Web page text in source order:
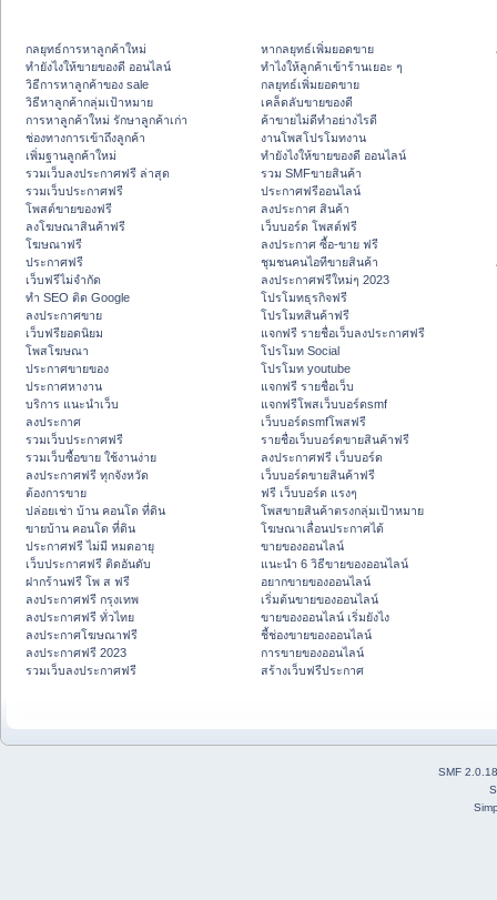
กลยุทธ์การหาลูกค้าใหม่
ทํายังไงให้ขายของดี ออนไลน์
วิธีการหาลูกค้าของ sale
วิธีหาลูกค้ากลุ่มเป้าหมาย
การหาลูกค้าใหม่ รักษาลูกค้าเก่า
ช่องทางการเข้าถึงลูกค้า
เพิ่มฐานลูกค้าใหม่
รวมเว็บลงประกาศฟรี ล่าสุด
รวมเว็บประกาศฟรี
โพสต์ขายของฟรี
ลงโฆษณาสินค้าฟรี
โฆษณาฟรี
ประกาศฟรี
เว็บฟรีไม่จำกัด
ทำ SEO ติด Google
ลงประกาศขาย
เว็บฟรียอดนิยม
โพสโฆษณา
ประกาศขายของ
ประกาศหางาน
บริการ แนะนำเว็บ
ลงประกาศ
รวมเว็บประกาศฟรี
รวมเว็บซื้อขาย ใช้งานง่าย
ลงประกาศฟรี ทุกจังหวัด
ต้องการขาย
ปล่อยเช่า บ้าน คอนโด ที่ดิน
ขายบ้าน คอนโด ที่ดิน
ประกาศฟรี ไม่มี หมดอายุ
เว็บประกาศฟรี ติดอันดับ
ฝากร้านฟรี โพ ส ฟรี
ลงประกาศฟรี กรุงเทพ
ลงประกาศฟรี ทั่วไทย
ลงประกาศโฆษณาฟรี
ลงประกาศฟรี 2023
รวมเว็บลงประกาศฟรี
หากลยุทธ์เพิ่มยอดขาย
ทําไงให้ลูกค้าเข้าร้านเยอะ ๆ
กลยุทธ์เพิ่มยอดขาย
เคล็ดลับขายของดี
ค้าขายไม่ดีทำอย่างไรดี
งานโพสโปรโมทงาน
ทํายังไงให้ขายของดี ออนไลน์
รวม SMFขายสินค้า
ประกาศฟรีออนไลน์
ลงประกาศ สินค้า
เว็บบอร์ด โพสต์ฟรี
ลงประกาศ ซื้อ-ขาย ฟรี
ชุมชนคนไอทีขายสินค้า
ลงประกาศฟรีใหม่ๆ 2023
โปรโมทธุรกิจฟรี
โปรโมทสินค้าฟรี
แจกฟรี รายชื่อเว็บลงประกาศฟรี
โปรโมท Social
โปรโมท youtube
แจกฟรี รายชื่อเว็บ
แจกฟรีโพสเว็บบอร์ดsmf
เว็บบอร์ดsmfโพสฟรี
รายชื่อเว็บบอร์ดขายสินค้าฟรี
ลงประกาศฟรี เว็บบอร์ด
เว็บบอร์ดขายสินค้าฟรี
ฟรี เว็บบอร์ด แรงๆ
โพสขายสินค้าตรงกลุ่มเป้าหมาย
โฆษณาเลื่อนประกาศได้
ขายของออนไลน์
แนะนำ 6 วิธีขายของออนไลน์
อยากขายของออนไลน์
เริ่มต้นขายของออนไลน์
ขายของออนไลน์ เริ่มยังไง
ชี้ช่องขายของออนไลน์
การขายของออนไลน์
สร้างเว็บฟรีประกาศ
SMF 2.0.18